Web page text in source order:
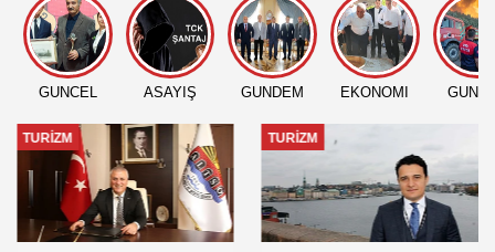
GÜNCEL ASAYİŞ GÜNDEM EKONOMİ
TURİZM TURİZM